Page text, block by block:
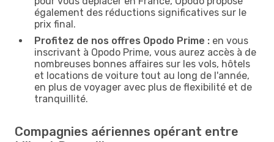
également des réductions significatives sur le
prix final.
Profitez de nos offres Opodo Prime : en vous
inscrivant à Opodo Prime, vous aurez accès à de
nombreuses bonnes affaires sur les vols, hôtels
et locations de voiture tout au long de l'année,
en plus de voyager avec plus de flexibilité et de
tranquillité.
Compagnies aériennes opérant entre